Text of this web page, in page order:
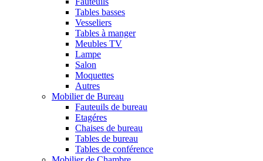
Tables basses
Vesseliers
Tables à manger
Meubles TV
Lampe
Salon
Moquettes
Autres
Mobilier de Bureau
Fauteuils de bureau
Etagéres
Chaises de bureau
Tables de bureau
Tables de conférence